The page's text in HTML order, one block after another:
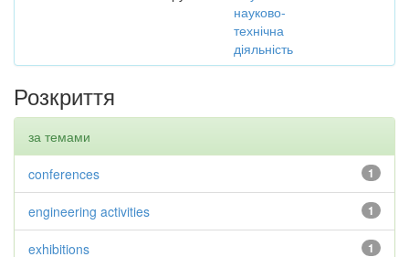
науково-
технічна
діяльність
Розкриття
за темами
1
conferences
1
engineering activities
1
exhibitions